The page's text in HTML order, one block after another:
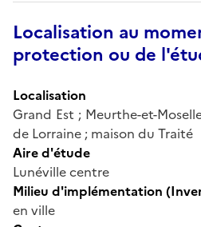
Localisation au
protection ou de
Localisation
Grand Est ; Meurthe-et-
de Lorraine ; maison du Traité
Aire d'étude
Lunéville centre
Milieu d'implémentation
en ville